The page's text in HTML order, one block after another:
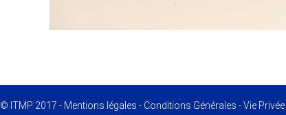
© ITMP 2017 - Mentions légales - Conditions Générales -Vie Privée